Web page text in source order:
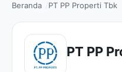
Beranda PT PP Properti Tbk
PT PP